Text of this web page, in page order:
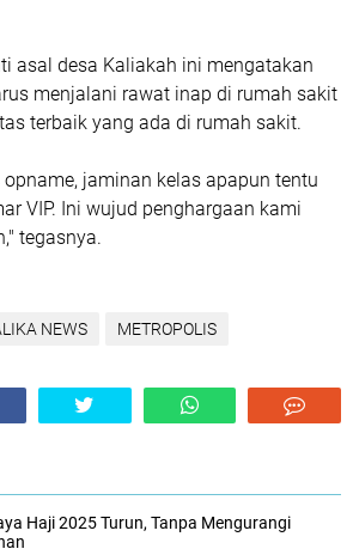
asal desa Kaliakah ini mengatakan
menjalani rawat inap di rumah sakit
terbaik yang ada di rumah sakit.
jaminan kelas apapun tentu
VIP. Ini wujud penghargaan kami
tegasnya.
NEWS METROPOLIS
Haji 2025 Turun, Tanpa Mengurangi